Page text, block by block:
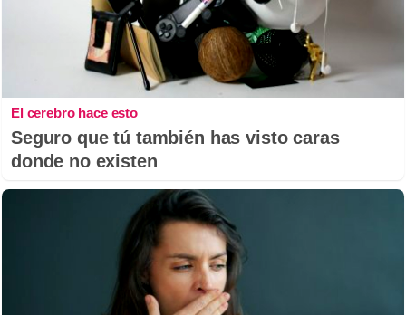
El cerebro hace esto
Seguro que tú también has visto caras
donde no existen